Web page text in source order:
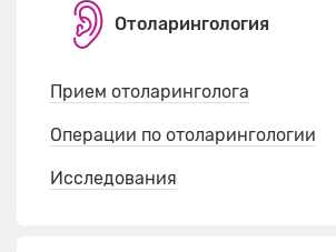
Отоларингология
Прием отоларинголога
Операции по отоларингологии
Исследования